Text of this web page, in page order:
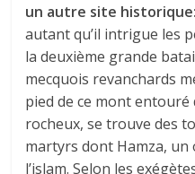
un autre site
autant qu’il intrigue les
la deuxième grande
mecquois revanchards
pied de ce mont entouré
rocheux, se trouve des
martyrs dont Hamza, un
l’islam. Selon les